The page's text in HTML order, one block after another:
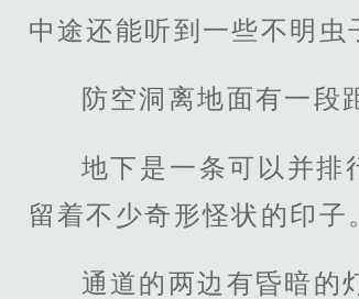
中途还能听到一些不明虫
防空洞离地面有一段
地下是一条可以并排
留着不少奇形怪状的印子
通道的两边有昏暗的